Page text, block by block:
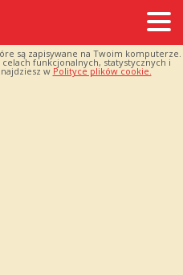
są zapisywane na Twoim komputerze.
funkcjonalnych, statystycznych i
w Polityce plików cookie.